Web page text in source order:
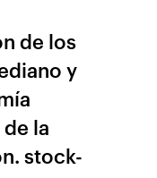
de los
y
la
stock-